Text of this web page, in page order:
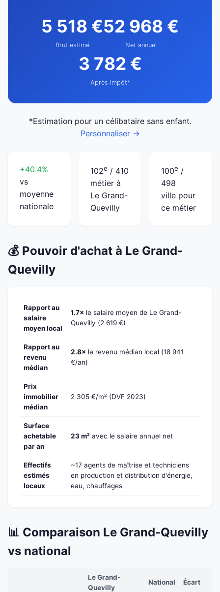
5 518 €
Brut estimé
52 968 €
Net annuel
3 782 €
Après impôt*
*Estimation pour un célibataire sans enfant.
Personnaliser →
+40.4%
vs
moyenne
nationale
102e / 410
métier à
Le Grand-
Quevilly
100e /
498
ville pour
ce métier
💰 Pouvoir d'achat à Le Grand-
Quevilly
Rapport au
salaire
moyen local
1.7× le salaire moyen de Le Grand-
Quevilly (2 619 €)
Rapport au
revenu
médian
2.8× le revenu médian local (18 941
€/an)
Prix
immobilier
médian
2 305 €/m² (DVF 2023)
Surface
achetable
par an
23 m² avec le salaire annuel net
Effectifs
estimés
locaux
~17 agents de maîtrise et techniciens
en production et distribution d'énergie,
eau, chauffages
📊 Comparaison Le Grand-Quevilly
vs national
Le Grand-
Quevilly
National Écart